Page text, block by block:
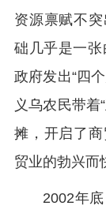
资源禀赋不
础几乎是一
政府发出“四
义乌农民带着
摊，开启了
贸业的勃兴而
2002年